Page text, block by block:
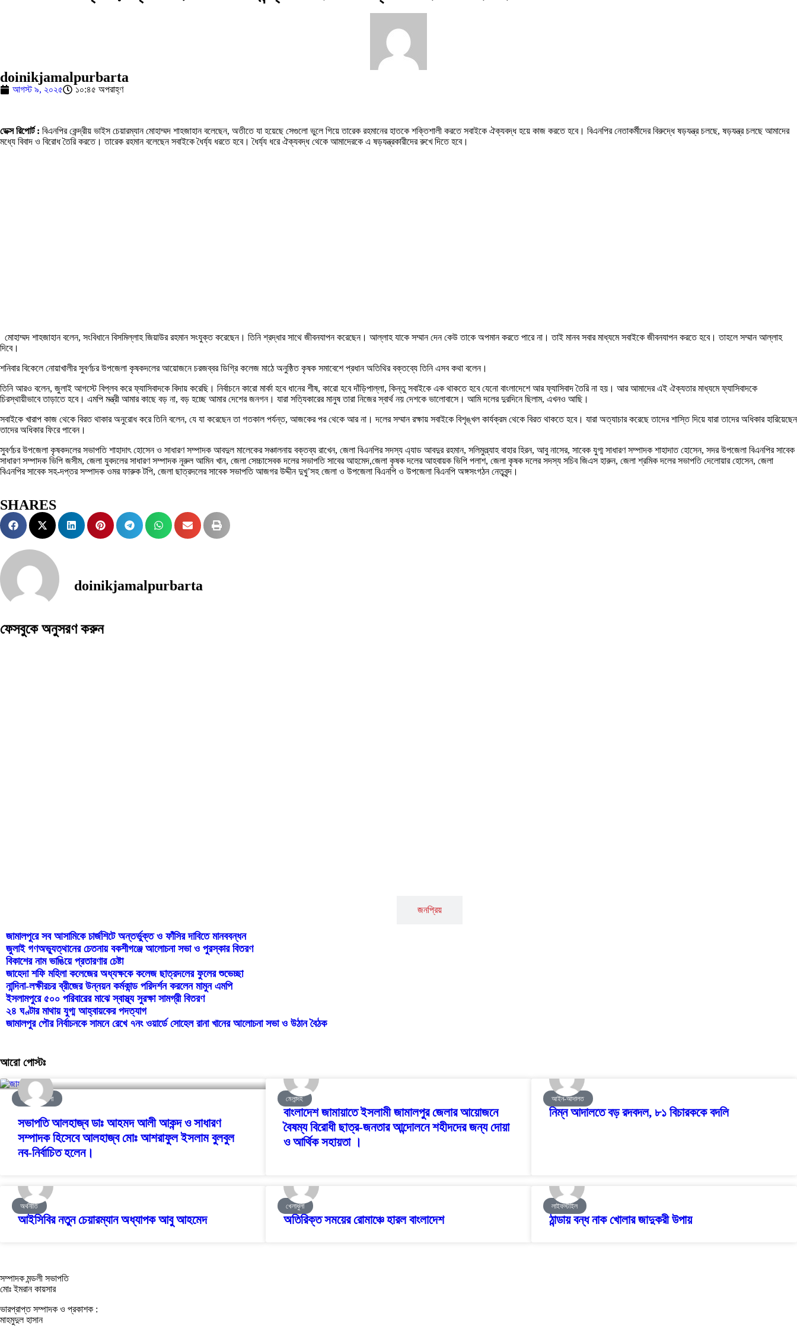
doinikjamalpurbarta
আগস্ট ৯, ২০২৫ ১০:৪৫ অপরাহ্ণ
ডেক্স রিপোর্ট : বিএনপির কেন্দ্রীয় ভাইস চেয়ারম্যান মোহাম্মদ শাহজাহান বলেছেন, অতীতে যা হয়েছে সেগুলো ভুলে গিয়ে তারেক রহমানের হাতকে শক্তিশালী করতে সবাইকে ঐক্যবদ্ধ হয়ে কাজ করতে হবে। বিএনপির নেতাকর্মীদের বিরুদ্ধে ষড়যন্ত্র চলছে, ষড়যন্ত্র চলছে আমাদের
মধ্যে বিবাদ ও বিরোধ তৈরি করতে। তারেক রহমান বলেছেন সবাইকে ধৈর্য্য ধরতে হবে। ধৈর্য্য ধরে ঐক্যবদ্ধ থেকে আমাদেরকে এ ষড়যন্ত্রকারীদের রুখে দিতে হবে।
মোহাম্মদ শাহজাহান বলেন, সংবিধানে বিসমিল্লাহ জিয়াউর রহমান সংযুক্ত করেছেন। তিনি শ্রদ্ধার সাথে জীবনযাপন করেছেন। আল্লাহ যাকে সম্মান দেন কেউ তাকে অপমান করতে পারে না। তাই মানব সবার মাধ্যমে সবাইকে জীবনযাপন করতে হবে। তাহলে সম্মান আল্লাহ
দিবে।
শনিবার বিকেলে নোয়াখালীর সুবর্ণচর উপজেলা কৃষকদলের আয়োজনে চরজব্বর ডিগ্রি কলেজ মাঠে অনুষ্ঠিত কৃষক সমাবেশে প্রধান অতিথির বক্তব্যে তিনি এসব কথা বলেন।
তিনি আরও বলেন, জুলাই আগস্টে বিপ্লব করে ফ্যাসিবাদকে বিদায় করেছি। নির্বাচনে কারো মার্কা হবে ধানের শীষ, কারো হবে দাঁড়িপাল্লা, কিন্তু সবাইকে এক থাকতে হবে যেনো বাংলাদেশে আর ফ্যাসিবাদ তৈরি না হয়। আর আমাদের এই ঐক্যতার মাধ্যমে ফ্যাসিবাদকে
চিরস্থায়ীভাবে তাড়াতে হবে। এমপি মন্ত্রী আমার কাছে বড় না, বড় হচ্ছে আমার দেশের জনগন। যারা সত্যিকারের মানুষ তারা নিজের স্বার্থ নয় দেশকে ভালোবাসে। আমি দলের দুরদিনে ছিলাম, এখনও আছি।
সবাইকে খারাপ কাজ থেকে বিরত থাকার অনুরোধ করে তিনি বলেন, যে যা করেছেন তা গতকাল পর্যন্ত, আজকের পর থেকে আর না। দলের সম্মান রক্ষায় সবাইকে বিশৃঙ্খল কার্যক্রম থেকে বিরত থাকতে হবে। যারা অত্যাচার করেছে তাদের শাস্তি দিয়ে যারা তাদের অধিকার হারিয়েছেন
তাদের অধিকার ফিরে পাবেন।
সুবর্ণচর উপজেলা কৃষকদলের সভাপতি শাহাদাৎ হোসেন ও সাধারণ সম্পাদক আবদুল মালেকের সঞ্চালনায় বক্তব্য রাখেন, জেলা বিএনপির সদস্য এ্যাড আবদুর রহমান, সলিমুল্ল্যাহ বাহার হিরন, আবু নাসের, সাবেক যুগ্ম সাধারণ সম্পাদক শাহাদাত হোসেন, সদর উপজেলা বিএনপির সাবেক
সাধারণ সম্পাদক ভিপি জসীম, জেলা যুবদলের সাধারণ সম্পাদক নূরুল আমিন খান, জেলা সেচ্চাসেবক দলের সভাপতি সাবের আহমেদ,জেলা কৃষক দলের আহবায়ক ভিপি পলাশ, জেলা কৃষক দলের সদস্য সচিব জিএস হারুন, জেলা শ্রমিক দলের সভাপতি দেলোয়ার হোসেন, জেলা
বিএনপির সাবেক সহ-দপ্তর সম্পাদক ওমর ফারুক টপি, জেলা ছাত্রদলের সাবেক সভাপতি আজগর উদ্দীন দুখু’সহ জেলা ও উপজেলা বিএনপি ও উপজেলা বিএনপি অঙ্গসংগঠন নেতৃবৃন্দ।
SHARES
doinikjamalpurbarta
ফেসবুকে অনুসরণ করুন
জনপ্রিয়
জামালপুরে সব আসামিকে চার্জশিটে অন্তর্ভুক্ত ও ফাঁসির দাবিতে মানববন্ধন
জুলাই গণঅভ্যুত্থানের চেতনায় বকশীগঞ্জে আলোচনা সভা ও পুরস্কার বিতরণ
বিকাশের নাম ভাঙিয়ে প্রতারণার চেষ্টা
জাহেদা শফি মহিলা কলেজের অধ্যক্ষকে কলেজ ছাত্রদলের ফুলের শুভেচ্ছা
নান্দিনা-লক্ষীরচর ব্রীজের উন্নয়ন কর্মকান্ড পরিদর্শন করলেন মামুন এমপি
ইসলামপুরে ৫০০ পরিবারের মাঝে স্বাস্থ্য সুরক্ষা সামগ্রী বিতরণ
২৪ ঘণ্টার মাথায় যুগ্ম আহ্বায়কের পদত্যাগ
জামালপুর পৌর নির্বাচনকে সামনে রেখে ৭নং ওয়ার্ডে সোহেল রানা খানের আলোচনা সভা ও উঠান বৈঠক
আরো পোস্টঃ
জামালপুর জেলা
সভাপতি আলহাজ্ব ডাঃ আহমদ আলী আকন্দ ও সাধারণ
সম্পাদক হিসেবে আলহাজ্ব মোঃ আশরাফুল ইসলাম বুলবুল
নব-নির্বাচিত হলেন।
মেলান্দহ
বাংলাদেশ জামায়াতে ইসলামী জামালপুর জেলার আয়োজনে
বৈষম্য বিরোধী ছাত্র-জনতার আন্দোলনে শহীদদের জন্য দোয়া
ও আর্থিক সহায়তা ।
আইন-আদালত
নিম্ন আদালতে বড় রদবদল, ৮১ বিচারককে বদলি
অর্থনীতি
আইসিবির নতুন চেয়ারম্যান অধ্যাপক আবু আহমেদ
খেলাধুলা
অতিরিক্ত সময়ের রোমাঞ্চে হারল বাংলাদেশ
লাইফস্টাইল
ঠান্ডায় বন্ধ নাক খোলার জাদুকরী উপায়
সম্পাদক মন্ডলী সভাপতি
মোঃ ইমরান কায়সার
ভারপ্রাপ্ত সম্পাদক ও প্রকাশক :
মাহমুদুল হাসান